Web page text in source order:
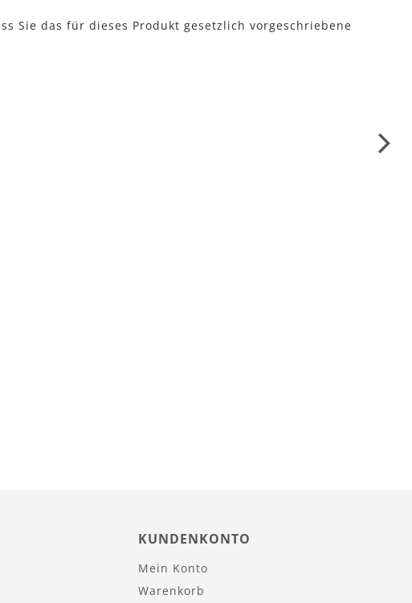
Sie das für dieses Produkt gesetzlich vorgeschriebene
KUNDENKONTO
Mein Konto
Warenkorb